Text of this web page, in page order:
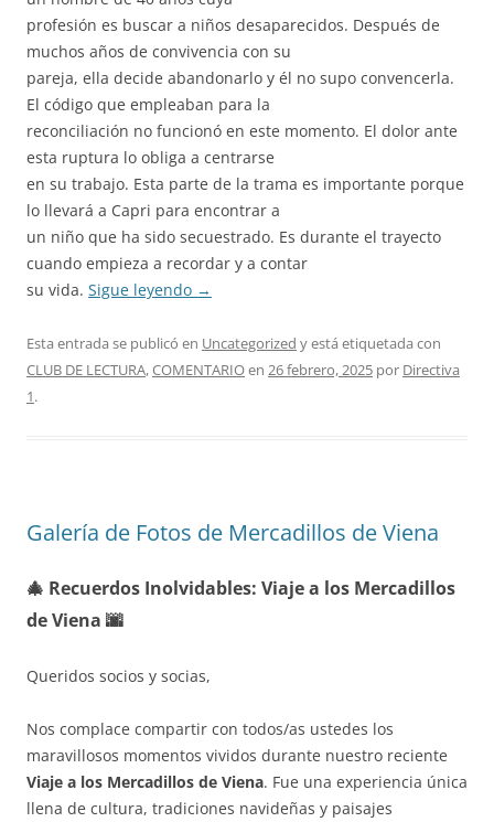
profesión es buscar a niños desaparecidos. Después de
muchos años de convivencia con su
pareja, ella decide abandonarlo y él no supo convencerla.
El código que empleaban para la
reconciliación no funcionó en este momento. El dolor ante
esta ruptura lo obliga a centrarse
en su trabajo. Esta parte de la trama es importante porque
lo llevará a Capri para encontrar a
un niño que ha sido secuestrado. Es durante el trayecto
cuando empieza a recordar y a contar
su vida. Sigue leyendo →
Esta entrada se publicó en Uncategorized y está etiquetada con
CLUB DE LECTURA,COMENTARIOen 26 febrero, 2025 por Directiva
1.
Galería de Fotos de Mercadillos de Viena
🎄 Recuerdos Inolvidables: Viaje a los Mercadillos
de Viena 🌆
Queridos socios y socias,
Nos complace compartir con todos/as ustedes los
maravillosos momentos vividos durante nuestro reciente
Viaje a los Mercadillos de Viena. Fue una experiencia única
llena de cultura, tradiciones navideñas y paisajes